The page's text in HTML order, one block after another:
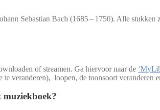
Sebastian Bach (1685 – 1750). Alle
of streamen. Ga hiervoor naar de
veranderen), loopen, de toonsoort veranderen
muziekboek?